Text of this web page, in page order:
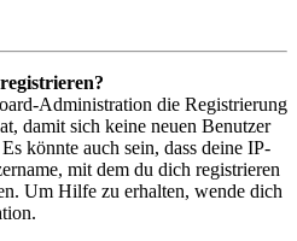
Administration die Registrierung
damit sich keine neuen Benutzer
könnte auch sein, dass deine IP-
mit dem du dich registrieren
Um Hilfe zu erhalten, wende dich